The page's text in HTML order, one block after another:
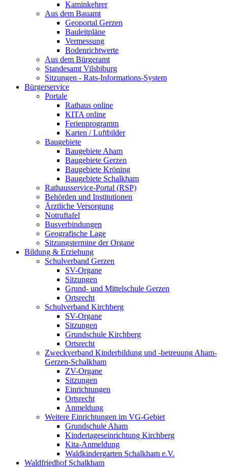
Kaminkehrer
Aus dem Bauamt
Geoportal Gerzen
Bauleitpläne
Vermessung
Bodenrichtwerte
Aus dem Bürgeramt
Standesamt Vilsbiburg
Sitzungen - Rats-Informations-System
Bürgerservice
Portale
Rathaus online
KITA online
Ferienprogramm
Karten / Luftbilder
Baugebiete
Baugebiete Aham
Baugebiete Gerzen
Baugebiete Kröning
Baugebiete Schalkham
Rathausservice-Portal (RSP)
Behörden und Institutionen
Ärztliche Versorgung
Notruftafel
Busverbindungen
Geografische Lage
Sitzungstermine der Organe
Bildung & Erziehung
Schulverband Gerzen
SV-Organe
Sitzungen
Grund- und Mittelschule Gerzen
Ortsrecht
Schulverband Kirchberg
SV-Organe
Sitzungen
Grundschule Kirchberg
Ortsrecht
Zweckverband Kinderbildung und -betreuung Aham-
Gerzen-Schalkham
ZV-Organe
Sitzungen
Einrichtungen
Ortsrecht
Anmeldung
Weitere Einrichtungen im VG-Gebiet
Grundschule Aham
Kindertageseinrichtung Kirchberg
Kita-Anmeldung
Waldkindergarten Schalkham e.V.
Waldfriedhof Schalkham